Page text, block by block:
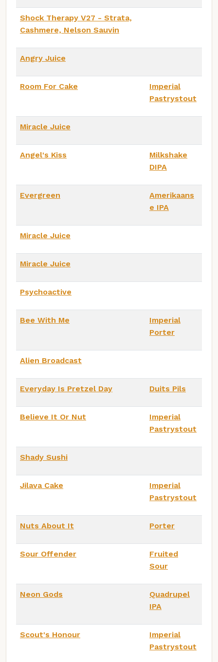
Shock Therapy V27 - Strata,
Cashmere, Nelson Sauvin
Angry Juice
Room For Cake
Imperial
Pastrystout
Miracle Juice
Angel's Kiss
Milkshake
DIPA
Evergreen
Amerikaans
e IPA
Miracle Juice
Miracle Juice
Psychoactive
Bee With Me
Imperial
Porter
Alien Broadcast
Everyday Is Pretzel Day Duits Pils
Believe It Or Nut
Imperial
Pastrystout
Shady Sushi
Jilava Cake
Imperial
Pastrystout
Nuts About It Porter
Sour Offender
Fruited
Sour
Neon Gods
Quadrupel
IPA
Scout's Honour
Imperial
Pastrystout